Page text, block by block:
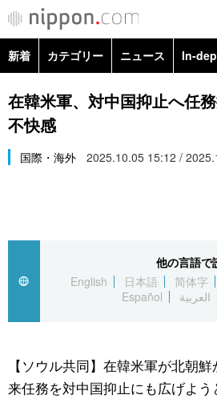
カテゴリー
経済・ビジネス
国際
文化
トップ
アーカイブ
In-depth
Japan Data
動画/Live
新着 カテゴリー ニュース In-
政治・外交
経済・ビジネス
スポーツ・東京2020
在韓米軍、対中国抑止へ任
不快感
国際・海外 2025.10.05 15:12 /
他の言語で
English
日本語 简体字
Español
العربية
【ソウル共同】在韓米軍が北朝
来任務を対中国抑止にも広げよ